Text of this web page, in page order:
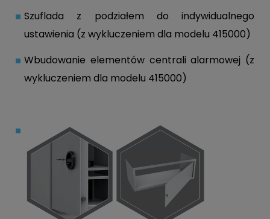
Szuflada z podziałem do indywidualnego
ustawienia (z wykluczeniem dla modelu 415000)
Wbudowanie elementów centrali alarmowej (z
wykluczeniem dla modelu 415000)